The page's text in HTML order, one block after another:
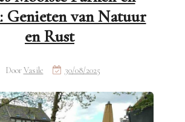
Genieten van Natuur
en Rust
DoorVasile 30/08/2025